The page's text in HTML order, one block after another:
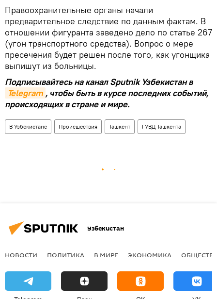
Правоохранительные органы начали
предварительное следствие по данным фактам. В
отношении фигуранта заведено дело по статье 267
(угон транспортного средства). Вопрос о мере
пресечения будет решен после того, как угонщика
выпишут из больницы.
Подписывайтесь на канал Sputnik Узбекистан в
Telegram , чтобы быть в курсе последних событий,
происходящих в стране и мире.
В Узбекистане Происшествия Ташкент ГУВД Ташкента
Узбекистан
НОВОСТИ ПОЛИТИКА В МИРЕ ЭКОНОМИКА